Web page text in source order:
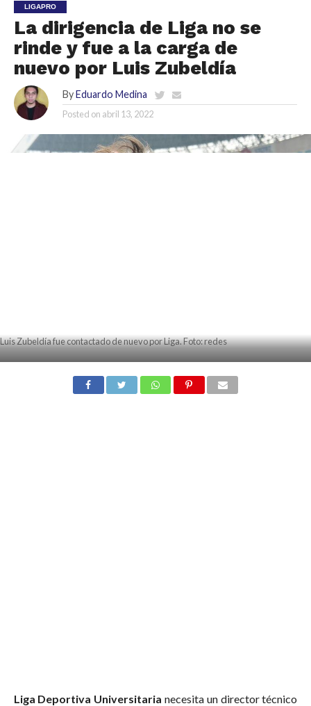
LIGAPRO
La dirigencia de Liga no se
rinde y fue a la carga de
nuevo por Luis Zubeldía
By Eduardo Medina
Posted on abril 13, 2022
Luis Zubeldía fue contactado de nuevo por Liga. Foto: redes
Liga Deportiva Universitaria necesita un director técnico